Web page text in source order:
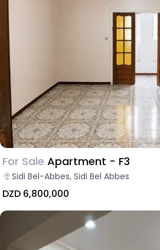
For Sale Apartment - F3
Sidi Bel-Abbes, Sidi Bel Abbes
DZD 6,800,000